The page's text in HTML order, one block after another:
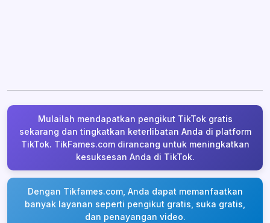
Mulailah mendapatkan pengikut TikTok gratis
sekarang dan tingkatkan keterlibatan Anda di platform
TikTok. TikFames.com dirancang untuk meningkatkan
kesuksesan Anda di TikTok.
Dengan Tikfames.com, Anda dapat memanfaatkan
banyak layanan seperti pengikut gratis, suka gratis,
dan penayangan video.